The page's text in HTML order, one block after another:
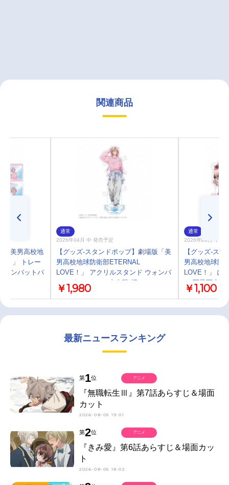
関連商品
「美男高校地
！」 トレー
ォンバットパ
通常
2026年04月 中 発売予定
【グッズ-スタンドポップ】劇場版「美
男高校地球防衛部ETERNAL
LOVE！」 アクリルスタンド ウォンバ
ットパーカーver. 由布院 煙
￥1,980
通常
2026年04月 中 発
【グッズ-ス
男高校地球防
LOVE！」 ぽ
ト 下呂阿古哉
￥1,100
最新ニュースランキング
第1位
『無職転生Ⅲ』第7話あらすじ＆場面
カット
2026-08-05 19:01
アニメ
第2位
『きみ愛』第6話あらすじ＆場面カッ
ト
2026-08-05 18:02
アニメ